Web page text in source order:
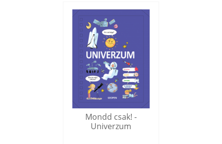
Mondd csak! -
Univerzum